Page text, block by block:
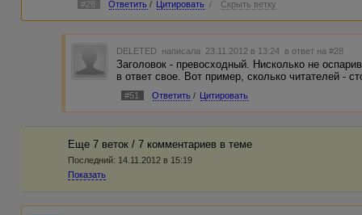
#28 Ответить / Цитировать / Скрыть ветку
DELETED написала 23.11.2012 в 13:24 в ответ на #28
Заголовок - превосходный. Нисколько не
в ответ свое. Вот пример, сколько читателей -
#51 Ответить / Цитировать
Еще 7 веток / 7 комментариев в темe
Последний: 14.11.2012 в 15:19
Показать